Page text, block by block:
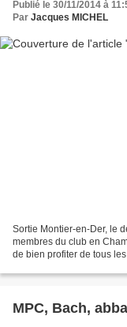
Publié le 30/11/2014 à
Par Jacques MICHEL
Sortie Montier-en-Der, le
membres du club en
de bien profiter de tous
MPC, Bach,